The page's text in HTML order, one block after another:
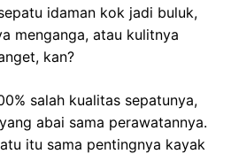
idaman kok jadi buluk,
menganga, atau kulitnya
kan?
salah kualitas sepatunya,
abai sama perawatannya.
itu sama pentingnya kayak